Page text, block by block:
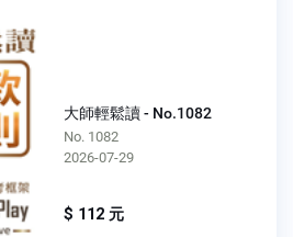
大師輕鬆讀 - No.1082
No. 1082
2026-07-29
$ 112 元